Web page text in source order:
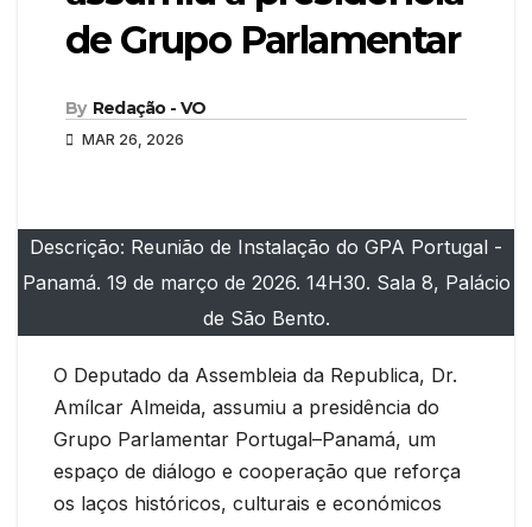
de Grupo Parlamentar
By Redação - VO
MAR 26, 2026
Descrição: Reunião de Instalação do GPA Portugal -
Panamá. 19 de março de 2026. 14H30. Sala 8, Palácio
de São Bento.
O Deputado da Assembleia da Republica, Dr.
Amílcar Almeida, assumiu a presidência do
Grupo Parlamentar Portugal–Panamá, um
espaço de diálogo e cooperação que reforça
os laços históricos, culturais e económicos